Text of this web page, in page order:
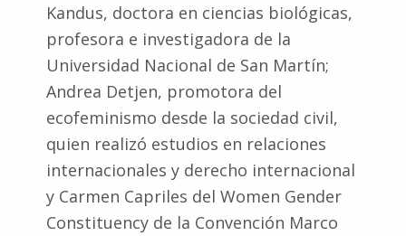
Kandus, doctora en ciencias biológicas,
profesora e investigadora de la
Universidad Nacional de San Martín;
Andrea Detjen, promotora del
ecofeminismo desde la sociedad civil,
quien realizó estudios en relaciones
internacionales y derecho internacional
y Carmen Capriles del Women Gender
Constituency de la Convención Marco